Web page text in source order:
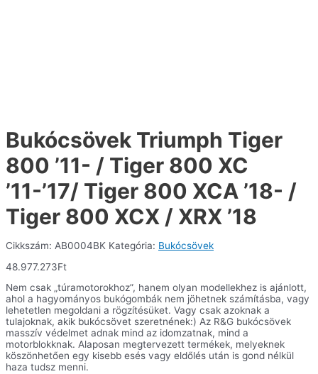
Bukócsövek Triumph Tiger
800 ’11- / Tiger 800 XC
’11-’17/ Tiger 800 XCA ’18- /
Tiger 800 XCX / XRX ’18
Cikkszám: AB0004BK Kategória: Bukócsövek
48.977.273Ft
Nem csak „túramotorokhoz”, hanem olyan modellekhez is ajánlott,
ahol a hagyományos bukógombák nem jöhetnek számításba, vagy
lehetetlen megoldani a rögzítésüket. Vagy csak azoknak a
tulajoknak, akik bukócsövet szeretnének:) Az R&G bukócsövek
masszív védelmet adnak mind az idomzatnak, mind a
motorblokknak. Alaposan megtervezett termékek, melyeknek
köszönhetően egy kisebb esés vagy eldőlés után is gond nélkül
haza tudsz menni.